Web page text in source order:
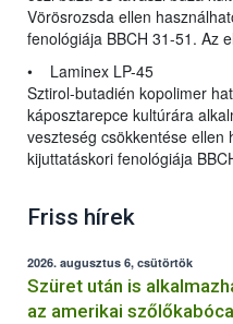
Vörösrozsda ellen
fenológiája BBCH 31-51. Az
• Laminex LP-45
Sztirol-butadién kopolimer
káposztarepce kultúrára
veszteség csökkentése ellen
kijuttatáskori fenológiája
Friss hírek
2026. augusztus 6, csütörtök
Szüret után is
az amerikai